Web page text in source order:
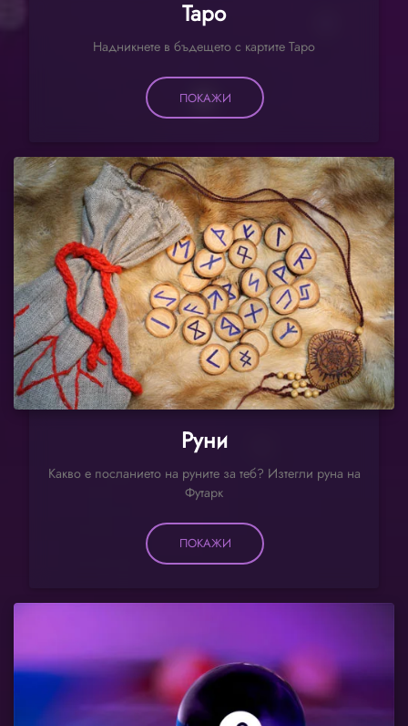
Таро
Надникнете в бъдещето с картите Таро
ПОКАЖИ
Руни
Какво е посланието на руните за теб? Изтегли руна на
Футарк
ПОКАЖИ